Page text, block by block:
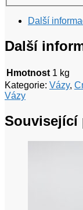
Další
Další
Hmotnost 1 kg
Kategorie: Vázy,
Vázy
Související